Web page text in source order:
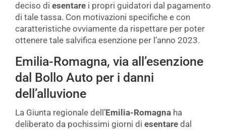
deciso di esentare i propri guidatori dal pagamento
di tale tassa. Con motivazioni specifiche e con
caratteristiche ovviamente da rispettare per poter
ottenere tale salvifica esenzione per l’anno 2023.
Emilia-Romagna, via all’esenzione
dal Bollo Auto per i danni
dell’alluvione
La Giunta regionale dell’Emilia-Romagna ha
deliberato da pochissimi giorni di esentare dal